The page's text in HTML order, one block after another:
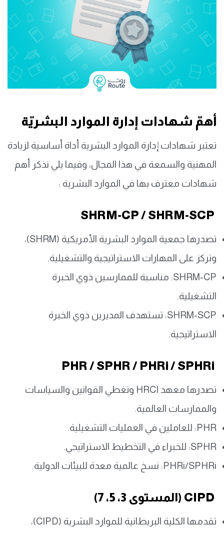
أهمّ شهادات إدارة الموارد البشريّة
تعتبر شهادات إدارة الموارد البشرية أداة أساسية لزيادة
المهنية والسمعة في هذا المجال، وفيما يلي نذكر أهم
شهادات معترف بها في الموارد البشرية :
SHRM-CP / SHRM-SCP
تصدرها جمعية الموارد البشرية الأمريكية (SHRM)،
وتركز على المهارات الاستراتيجية والتشغيلية.
SHRM-CP: مناسبة للممارسين ذوي الخبرة
التشغيلية.
SHRM-SCP: تستهدف المديرين ذوي الخبرة
الاستراتيجية.
PHR / SPHR / PHRi / SPHRi
تصدرها معهد HRCI وتغطي القوانين والسياسات
والممارسات العالمية.
PHR: للعاملين في العمليات التشغيلية.
SPHR: للخبراء في التخطيط الاستراتيجي.
PHRi/SPHRi: نسخ عالمية معدة للبيئات الدولية.
CIPD (المستوى 3، 5، 7)
تقدمها الكلية البريطانية للموارد البشرية (CIPD)،